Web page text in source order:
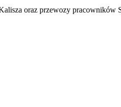
oraz przewozy pracowników